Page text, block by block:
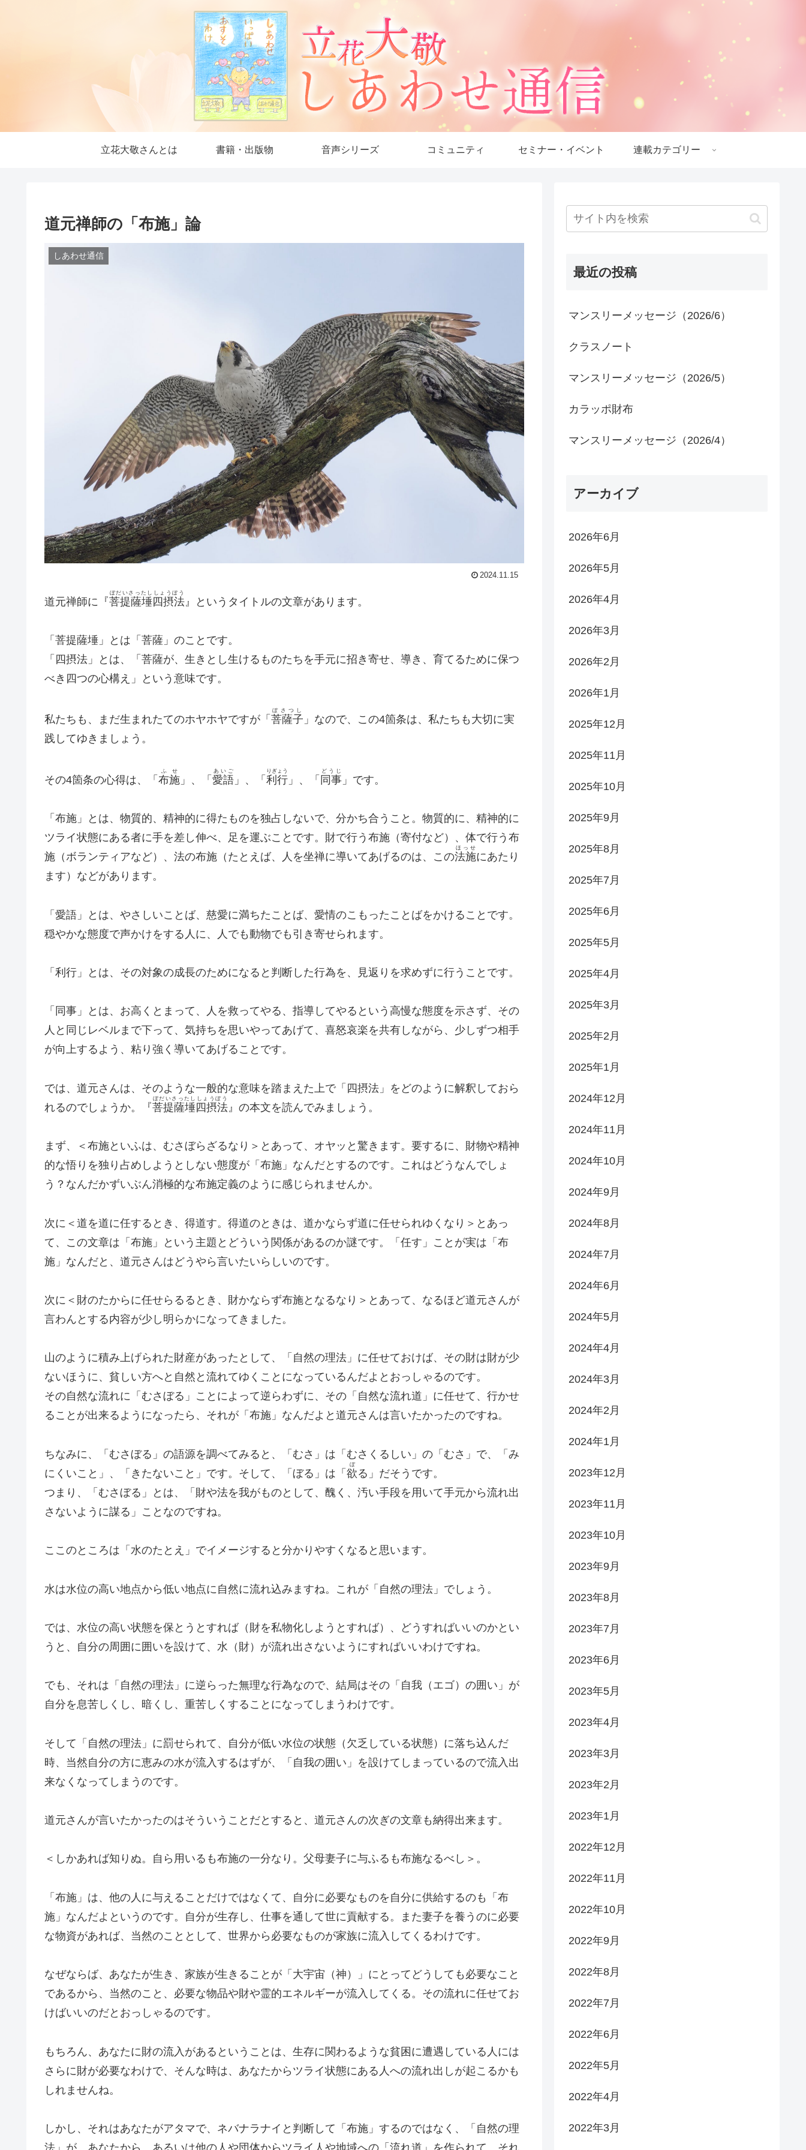
立花大敬さんとは 書籍・出版物 音声シリーズ コミュニティ セミナー・イベント 連載カテゴリー
道元禅師の「布施」論
しあわせ通信
2024.11.15
道元禅師に『菩提薩埵四摂法
ぼだいさったししょうぼう
』というタイトルの文章があります。
「菩提薩埵」とは「菩薩」のことです。
「四摂法」とは、「菩薩が、生きとし生けるものたちを手元に招き寄せ、導き、育てるために保つ
べき四つの心構え」という意味です。
私たちも、まだ生まれたてのホヤホヤですが「 菩薩子
ぼさつし
」なので、この4箇条は、私たちも大切に実
践してゆきましょう。
その4箇条の心得は、「 布施
ふせ
」、「 愛語
あいご
」、「 利行
りぎょう
」、「 同事
どうじ
」です。
「布施」とは、物質的、精神的に得たものを独占しないで、分かち合うこと。物質的に、精神的に
ツライ状態にある者に手を差し伸べ、足を運ぶことです。財で行う布施（寄付など）、体で行う布
施（ボランティアなど）、法の布施（たとえば、人を坐禅に導いてあげるのは、この法施
ほっせ
にあたり
ます）などがあります。
「愛語」とは、やさしいことば、慈愛に満ちたことば、愛情のこもったことばをかけることです。
穏やかな態度で声かけをする人に、人でも動物でも引き寄せられます。
「利行」とは、その対象の成長のためになると判断した行為を、見返りを求めずに行うことです。
「同事」とは、お高くとまって、人を救ってやる、指導してやるという高慢な態度を示さず、その
人と同じレベルまで下って、気持ちを思いやってあげて、喜怒哀楽を共有しながら、少しずつ相手
が向上するよう、粘り強く導いてあげることです。
では、道元さんは、そのような一般的な意味を踏まえた上で「四摂法」をどのように解釈しておら
れるのでしょうか。『菩提薩埵四摂法
ぼだいさったししょうぼう
』の本文を読んでみましょう。
まず、＜布施といふは、むさぼらざるなり＞とあって、オヤッと驚きます。要するに、財物や精神
的な悟りを独り占めしようとしない態度が「布施」なんだとするのです。これはどうなんでしょ
う？なんだかずいぶん消極的な布施定義のように感じられませんか。
次に＜道を道に任するとき、得道す。得道のときは、道かならず道に任せられゆくなり＞とあっ
て、この文章は「布施」という主題とどういう関係があるのか謎です。「任す」ことが実は「布
施」なんだと、道元さんはどうやら言いたいらしいのです。
次に＜財のたからに任せらるるとき、財かならず布施となるなり＞とあって、なるほど道元さんが
言わんとする内容が少し明らかになってきました。
山のように積み上げられた財産があったとして、「自然の理法」に任せておけば、その財は財が少
ないほうに、貧しい方へと自然と流れてゆくことになっているんだよとおっしゃるのです。
その自然な流れに「むさぼる」ことによって逆らわずに、その「自然な流れ道」に任せて、行かせ
ることが出来るようになったら、それが「布施」なんだよと道元さんは言いたかったのですね。
ちなみに、「むさぼる」の語源を調べてみると、「むさ」は「むさくるしい」の「むさ」で、「み
にくいこと」、「きたないこと」です。そして、「ぼる」は「 欲
ぼ
る」だそうです。
つまり、「むさぼる」とは、「財や法を我がものとして、醜く、汚い手段を用いて手元から流れ出
さないように謀る」ことなのですね。
ここのところは「水のたとえ」でイメージすると分かりやすくなると思います。
水は水位の高い地点から低い地点に自然に流れ込みますね。これが「自然の理法」でしょう。
では、水位の高い状態を保とうとすれば（財を私物化しようとすれば）、どうすればいいのかとい
うと、自分の周囲に囲いを設けて、水（財）が流れ出さないようにすればいいわけですね。
でも、それは「自然の理法」に逆らった無理な行為なので、結局はその「自我（エゴ）の囲い」が
自分を息苦しくし、暗くし、重苦しくすることになってしまうわけです。
そして「自然の理法」に罰せられて、自分が低い水位の状態（欠乏している状態）に落ち込んだ
時、当然自分の方に恵みの水が流入するはずが、「自我の囲い」を設けてしまっているので流入出
来なくなってしまうのです。
道元さんが言いたかったのはそういうことだとすると、道元さんの次ぎの文章も納得出来ます。
＜しかあれば知りぬ。自ら用いるも布施の一分なり。父母妻子に与ふるも布施なるべし＞。
「布施」は、他の人に与えることだけではなくて、自分に必要なものを自分に供給するのも「布
施」なんだよというのです。自分が生存し、仕事を通して世に貢献する。また妻子を養うのに必要
な物資があれば、当然のこととして、世界から必要なものが家族に流入してくるわけです。
なぜならば、あなたが生き、家族が生きることが「大宇宙（神）」にとってどうしても必要なこと
であるから、当然のこと、必要な物品や財や霊的エネルギーが流入してくる。その流れに任せてお
けばいいのだとおっしゃるのです。
もちろん、あなたに財の流入があるということは、生存に関わるような貧困に遭遇している人には
さらに財が必要なわけで、そんな時は、あなたからツライ状態にある人への流れ出しが起こるかも
しれませんね。
しかし、それはあなたがアタマで、ネバナラナイと判断して「布施」するのではなく、「自然の理
最近の投稿
マンスリーメッセージ（2026/6）
クラスノート
マンスリーメッセージ（2026/5）
カラッポ財布
マンスリーメッセージ（2026/4）
アーカイブ
2026年6月
2026年5月
2026年4月
2026年3月
2026年2月
2026年1月
2025年12月
2025年11月
2025年10月
2025年9月
2025年8月
2025年7月
2025年6月
2025年5月
2025年4月
2025年3月
2025年2月
2025年1月
2024年12月
2024年11月
2024年10月
2024年9月
2024年8月
2024年7月
2024年6月
2024年5月
2024年4月
2024年3月
2024年2月
2024年1月
2023年12月
2023年11月
2023年10月
2023年9月
2023年8月
2023年7月
2023年6月
2023年5月
2023年4月
2023年3月
2023年2月
2023年1月
2022年12月
2022年11月
2022年10月
2022年9月
2022年8月
2022年7月
2022年6月
2022年5月
2022年4月
2022年3月